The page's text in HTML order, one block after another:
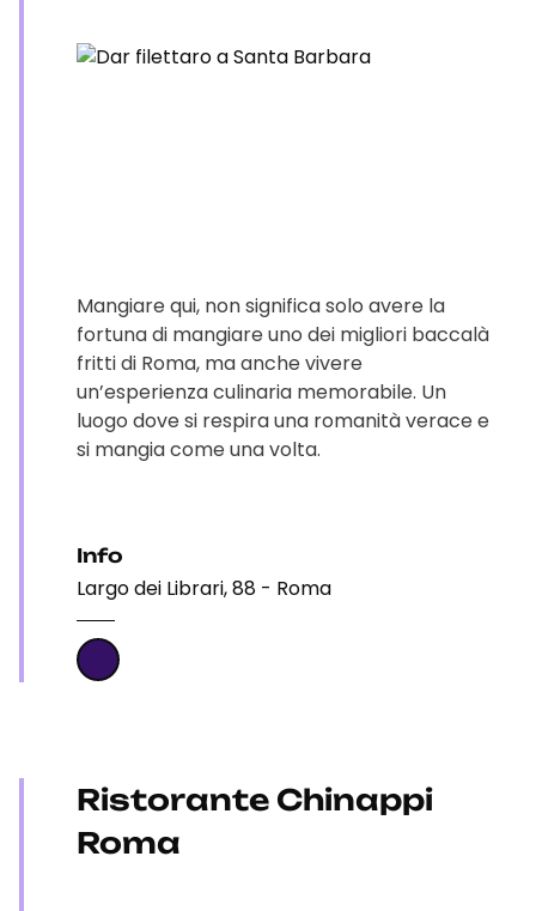
Mangiare qui, non significa solo avere la
fortuna di mangiare uno dei migliori baccalà
fritti di Roma, ma anche vivere
un’esperienza culinaria memorabile. Un
luogo dove si respira una romanità verace e
si mangia come una volta.
Info
Largo dei Librari, 88 - Roma
Ristorante Chinappi
Roma